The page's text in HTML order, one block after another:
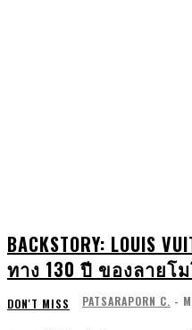
BACKSTORY: LOUIS
ทาง 130 ปี ของลาย
DON'T MISS PATSARAPORN C. -